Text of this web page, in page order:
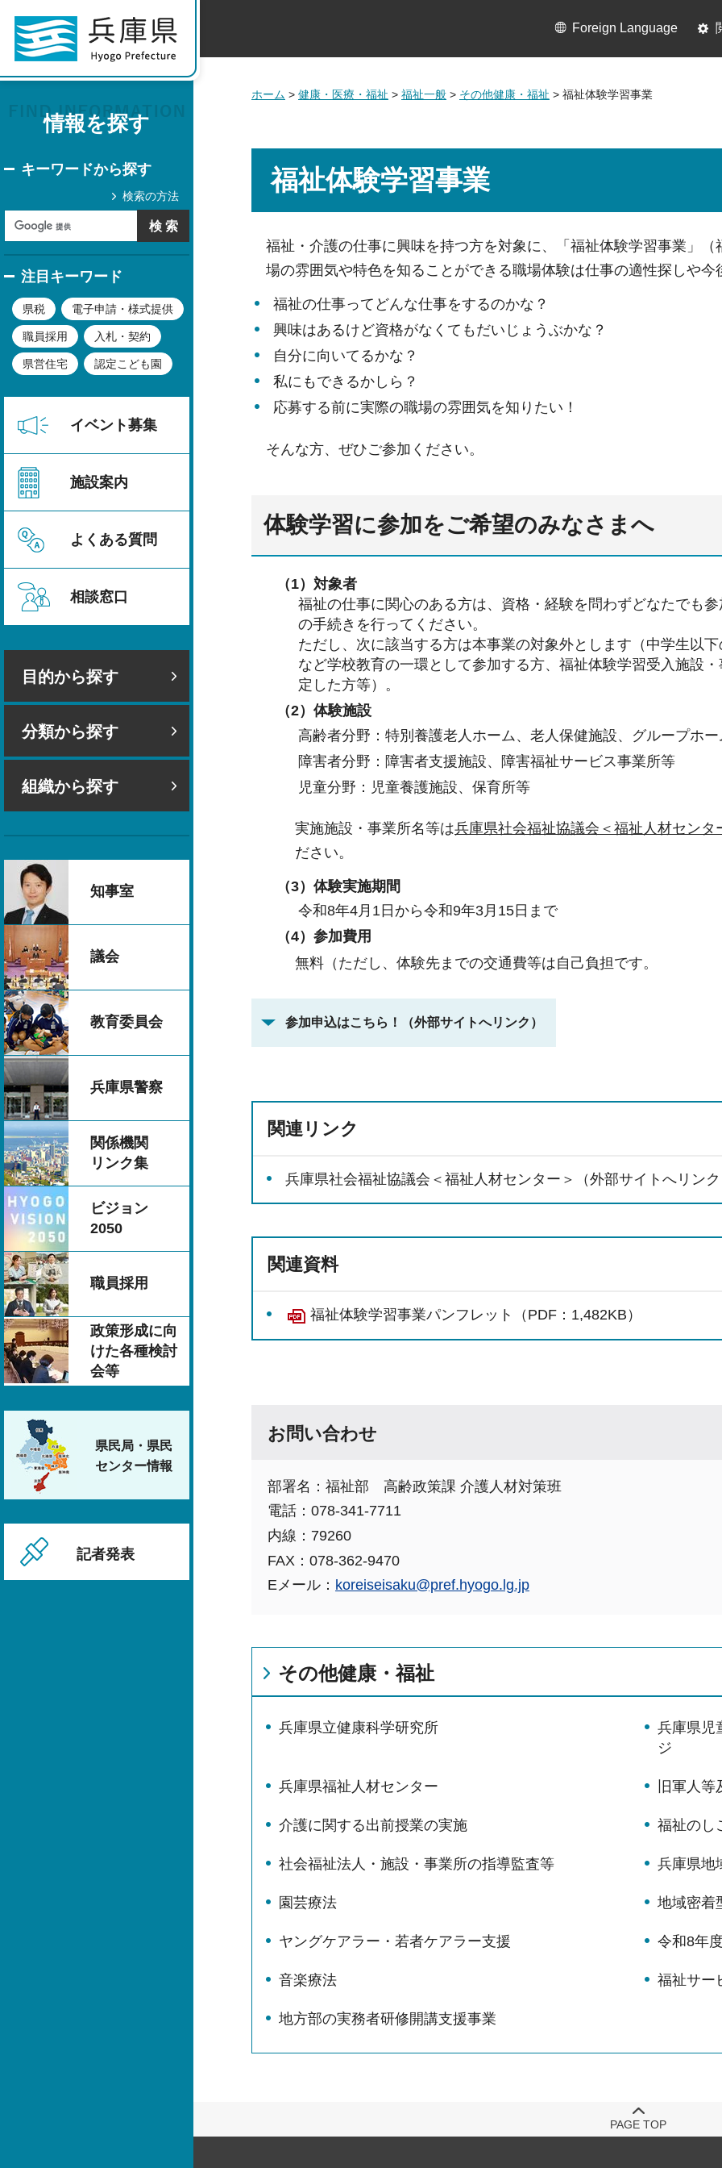
情報を探す
キーワードから探す
検索の方法
注目キーワード
県税 電子申請・様式提供
職員採用 入札・契約
県営住宅 認定こども園
イベント募集
施設案内
よくある質問
相談窓口
目的から探す
分類から探す
組織から探す
知事室
議会
教育委員会
兵庫県警察
関係機関
リンク集
ビジョン
2050
職員採用
政策形成に向
けた各種検討
会等
県民局・県民
センター情報
記者発表
Foreign Language
ホーム > 健康・医療・福祉 > 福祉一般 > その他健康・福祉 > 福祉体験学習事業
福祉体験学習事業
福祉・介護の仕事に興味を持つ方を対象に、「福祉体験学習事業」
場の雰囲気や特色を知ることができる職場体験は仕事の適性探しや
福祉の仕事ってどんな仕事をするのかな？
興味はあるけど資格がなくてもだいじょうぶかな？
自分に向いてるかな？
私にもできるかしら？
応募する前に実際の職場の雰囲気を知りたい！
そんな方、ぜひご参加ください。
体験学習に参加をご希望のみなさまへ
（1）対象者
福祉の仕事に関心のある方は、資格・経験を問わずどなたでも
の手続きを行ってください。
ただし、次に該当する方は本事業の対象外とします（中学生以
など学校教育の一環として参加する方、福祉体験学習受入施設
定した方等）。
（2）体験施設
高齢者分野：特別養護老人ホーム、老人保健施設、グループホー
障害者分野：障害者支援施設、障害福祉サービス事業所等
児童分野：児童養護施設、保育所等
実施施設・事業所名等は兵庫県社会福祉協議会＜福祉人材セン
ださい。
（3）体験実施期間
令和8年4月1日から令和9年3月15日まで
（4）参加費用
無料（ただし、体験先までの交通費等は自己負担です。
参加申込はこちら！（外部サイトへリンク）
関連リンク
兵庫県社会福祉協議会＜福祉人材センター＞（外部サイトへリン
関連資料
福祉体験学習事業パンフレット（PDF：1,482KB）
お問い合わせ
部署名：福祉部 高齢政策課 介護人材対策班
電話：078-341-7711
内線：79260
FAX：078-362-9470
Eメール： koreiseisaku@pref.hyogo.lg.jp
その他健康・福祉
兵庫県立健康科学研究所
兵庫県児
ジ
兵庫県福祉人材センター 旧軍人
介護に関する出前授業の実施 福祉のし
社会福祉法人・施設・事業所の指導監査等 兵庫県地
園芸療法 地域密着
ヤングケアラー・若者ケアラー支援 令和8年
音楽療法 福祉サー
地方部の実務者研修開講支援事業
PAGE TOP